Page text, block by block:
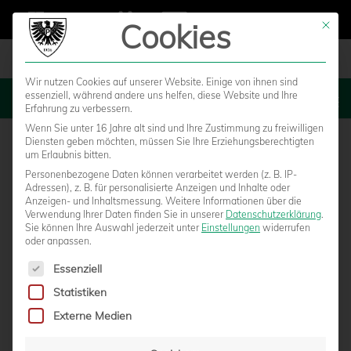
MENU
BILDER AUS DER MECHATRONIK-ARENA
Mit
Cookies
Wir nutzen Cookies auf unserer Website. Einige von ihnen sind
essenziell, während andere uns helfen, diese Website und Ihre
Erfahrung zu verbessern.
Wenn Sie unter 16 Jahre alt sind und Ihre Zustimmung zu freiwilligen
Diensten geben möchten, müssen Sie Ihre Erziehungsberechtigten
um Erlaubnis bitten.
Personenbezogene Daten können verarbeitet werden (z. B. IP-
Adressen), z. B. für personalisierte Anzeigen und Inhalte oder
Anzeigen- und Inhaltsmessung. Weitere Informationen über die
Verwendung Ihrer Daten finden Sie in unserer Datenschutzerklärung.
Sie können Ihre Auswahl jederzeit unter Einstellungen widerrufen
oder anpassen.
Es folgt eine Liste der Service-Gruppen, für die eine
Essenziell
Statistiken
Externe Medien